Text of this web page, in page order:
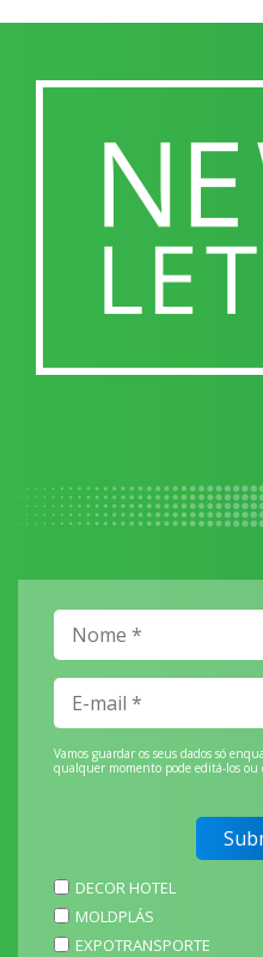
Vamos guardar os seus dados só
qualquer momento pode editá-los ou
DECOR HOTEL
MOLDPLÁS
EXPOTRANSPORTE